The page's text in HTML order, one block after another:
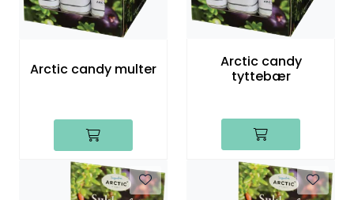
Arctic candy multer
Arctic candy
tyttebær